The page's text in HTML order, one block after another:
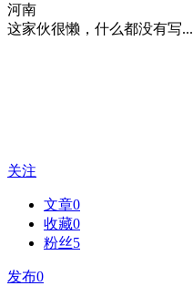
河南
这家伙很懒，什么都没有写...
关注
文章0
收藏0
粉丝5
发布0